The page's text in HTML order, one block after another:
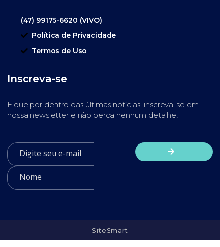
(47) 99175-6620 (VIVO)
Política de Privacidade
Termos de Uso
Inscreva-se
Fique por dentro das últimas notícias, inscreva-se em
nossa newsletter e não perca nenhum detalhe!
SiteSmart